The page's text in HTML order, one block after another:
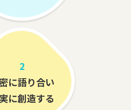
2
に語り合い
に創造する